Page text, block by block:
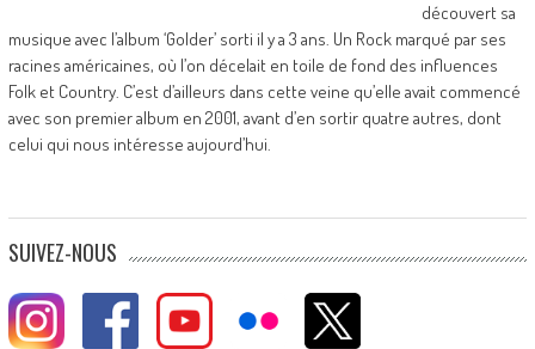
découvert sa
musique avec l’album ‘Golder’ sorti il y a 3 ans. Un Rock marqué par ses
racines américaines, où l’on décelait en toile de fond des influences
Folk et Country. C’est d’ailleurs dans cette veine qu’elle avait commencé
avec son premier album en 2001, avant d’en sortir quatre autres, dont
celui qui nous intéresse aujourd’hui.
SUIVEZ-NOUS